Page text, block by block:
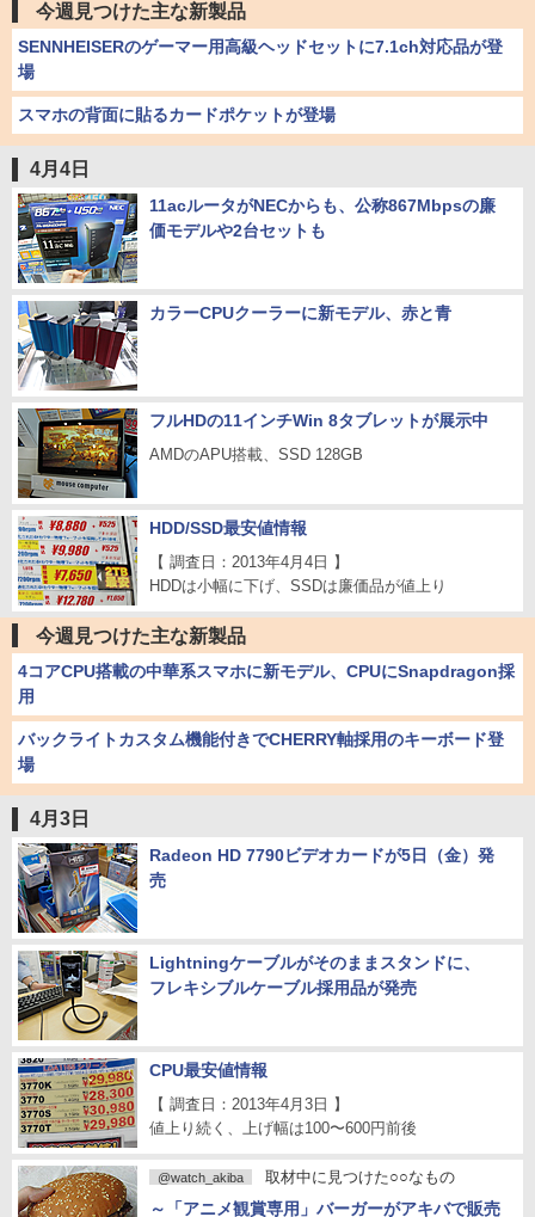
今週見つけた主な新製品
SENNHEISERのゲーマー用高級ヘッドセットに7.1ch対応品が登
場
スマホの背面に貼るカードポケットが登場
4月4日
11acルータがNECからも、公称867Mbpsの廉
価モデルや2台セットも
カラーCPUクーラーに新モデル、赤と青
フルHDの11インチWin 8タブレットが展示中
AMDのAPU搭載、SSD 128GB
HDD/SSD最安値情報
【 調査日：2013年4月4日 】
HDDは小幅に下げ、SSDは廉価品が値上り
今週見つけた主な新製品
4コアCPU搭載の中華系スマホに新モデル、CPUにSnapdragon採
用
バックライトカスタム機能付きでCHERRY軸採用のキーボード登
場
4月3日
Radeon HD 7790ビデオカードが5日（金）発
売
Lightningケーブルがそのままスタンドに、
フレキシブルケーブル採用品が発売
CPU最安値情報
【 調査日：2013年4月3日 】
値上り続く、上げ幅は100〜600円前後
@watch_akiba 取材中に見つけた○○なもの
～「アニメ観賞専用」バーガーがアキバで販売